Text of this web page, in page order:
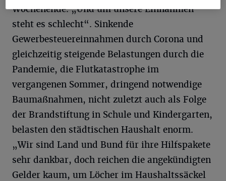
Wochenende. „Und um unsere Einnahmen
steht es schlecht“. Sinkende
Gewerbesteuereinnahmen durch Corona und
gleichzeitig steigende Belastungen durch die
Pandemie, die Flutkatastrophe im
vergangenen Sommer, dringend notwendige
Baumaßnahmen, nicht zuletzt auch als Folge
der Brandstiftung in Schule und Kindergarten,
belasten den städtischen Haushalt enorm.
„Wir sind Land und Bund für ihre Hilfspakete
sehr dankbar, doch reichen die angekündigten
Gelder kaum, um Löcher im Haushaltssäckel